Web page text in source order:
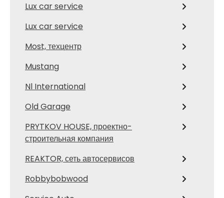
Lux car service
Lux car service
Most, техцентр
Mustang
Nl International
Old Garage
PRYTKOV HOUSE, проектно-
строительная компания
REAKTOR, сеть автосервисов
Robbybobwood